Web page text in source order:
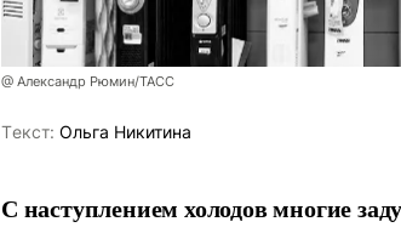
@ Александр Рюмин/ТАСС
Tекст: Ольга Никитина
С наступлением холодов многие